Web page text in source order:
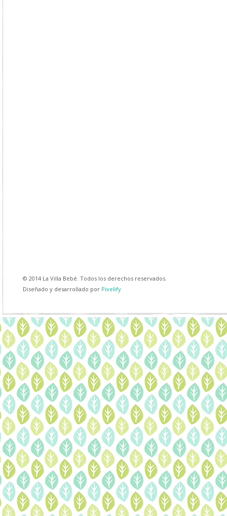
© 2014 La Villa Bebé. Todos los derechos reservados.
Diseñado y desarrollado por Pixelify